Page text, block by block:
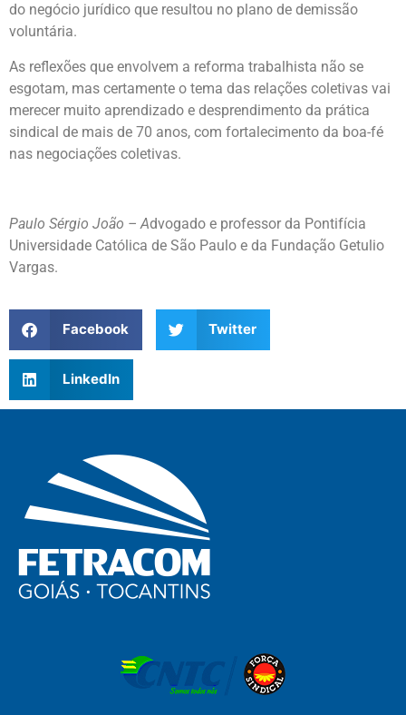
do negócio jurídico que resultou no plano de demissão
voluntária.
As reflexões que envolvem a reforma trabalhista não se
esgotam, mas certamente o tema das relações coletivas vai
merecer muito aprendizado e desprendimento da prática
sindical de mais de 70 anos, com fortalecimento da boa-fé
nas negociações coletivas.
Paulo Sérgio João – Advogado e professor da Pontifícia
Universidade Católica de São Paulo e da Fundação Getulio
Vargas.
Facebook Twitter
LinkedIn